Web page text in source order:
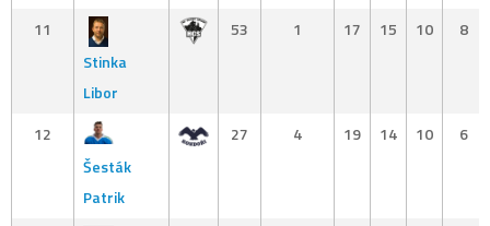
11
Stinka
Libor
53 1 17 15 10 8
12
Šesták
Patrik
27 4 19 14 10 6